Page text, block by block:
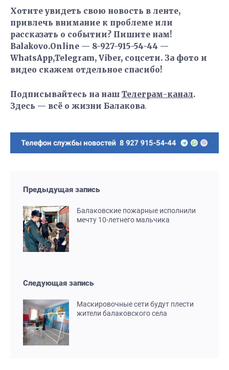
Хотите увидеть свою новость в ленте,
привлечь внимание к проблеме или
рассказать о событии? Пишите нам!
Balakovo.Online — 8-927-915-54-44 —
WhatsApp,Telegram, Viber, соцсети. За фото и
видео скажем отдельное спасибо!
Подписывайтесь на наш Телеграм-канал.
Здесь — всё о жизни Балакова.
Предыдущая запись
Балаковские пожарные исполнили
мечту 10-летнего мальчика
Следующая запись
Маскировочные сети будут плести
жители балаковского села